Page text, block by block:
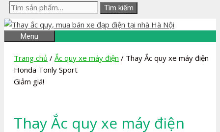
Tìm
kiếm:
Tìm kiếm
Menu
Trang chủ / Ắc quy xe máy điện / Thay Ắc quy xe máy điện
Honda Tonly Sport
Giảm giá!
Thay Ắc quy xe máy điện